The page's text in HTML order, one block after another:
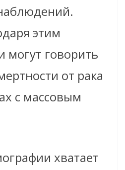
этим
говорить
от рака
с массовым
хватает